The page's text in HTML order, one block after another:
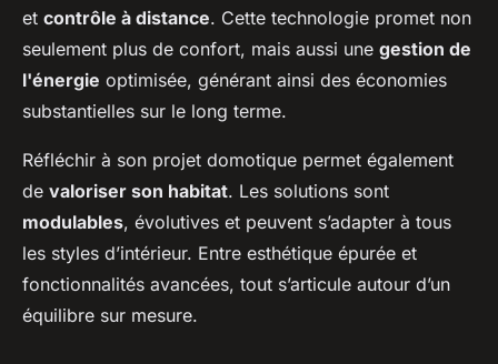
et contrôle à distance. Cette technologie promet non
seulement plus de confort, mais aussi une gestion de
l'énergie optimisée, générant ainsi des économies
substantielles sur le long terme.
Réfléchir à son projet domotique permet également
de valoriser son habitat. Les solutions sont
modulables, évolutives et peuvent s’adapter à tous
les styles d’intérieur. Entre esthétique épurée et
fonctionnalités avancées, tout s’articule autour d’un
équilibre sur mesure.